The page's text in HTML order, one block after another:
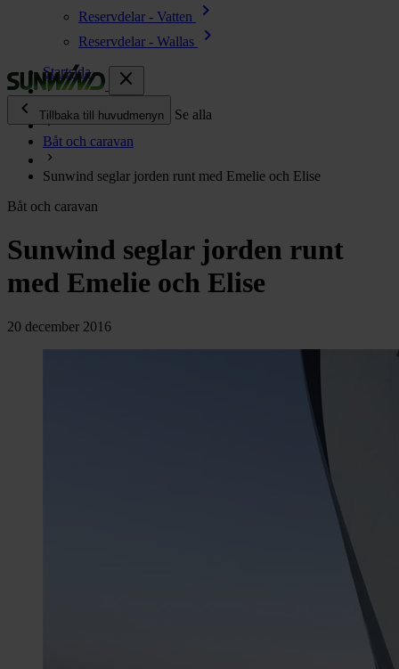
Reservdelar - Vatten chevron_right
Reservdelar - Wallas
chevron_right
close
chevron_left
Tillbaka till huvudmenyn Se alla
Energi chevron_right
chevron_right
chevron_right
Vatten chevron_right
Toalett
chevron_right
Lacanche
Reservdelar chevron_right
Startsida
Båt och caravan
Sunwind seglar jorden runt med Emelie och Elise
Båt och caravan
Sunwind seglar jorden runt
med Emelie och Elise
20 december 2016